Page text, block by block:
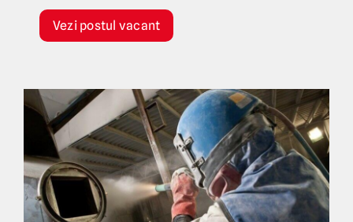
Vezi postul vacant